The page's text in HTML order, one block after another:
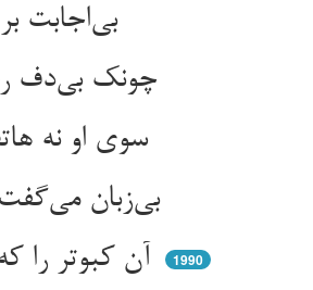
بی‌اجابت بر دعاها می‌تنید ** از کرم لبیک پنهان می‌شنید
سوی او نه هاتف و نه پیک بود ** گوش اومیدش پر از لبیک بود
بی‌زبان می‌گفت اومیدش تعال ** از دلش می‌روفت آن دعوت ملال
1990